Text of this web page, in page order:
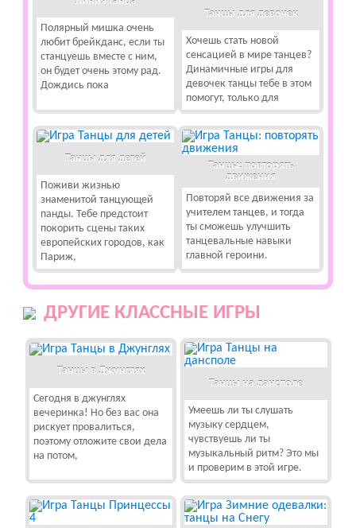
Полярный мишка очень
любит брейкданс, если ты
станцуешь вместе с ним,
он будет очень этому рад.
Дождись пока
Танцы для девочек
Хочешь стать новой
сенсацией в мире танцев?
Динамичные игры для
девочек танцы тебе в этом
помогут, только для
Танцы для детей
Поживи жизнью
знаменитой танцующей
панды. Тебе предстоит
покорить сцены таких
европейских городов, как
Париж,
Танцы: повторять
движения
Повторяй все движения за
учителем танцев, и тогда
ты сможешь улучшить
танцевальные навыки
главной героини.
ДРУГИЕ КЛАССНЫЕ ИГРЫ
Танцы в Джунглях
Сегодня в джунглях
вечеринка! Но без вас она
рискует провалиться,
поэтому отложите свои дела
на потом,
Танцы на дансполе
Умеешь ли ты слушать
музыку сердцем,
чувствуешь ли ты
музыкальный ритм? Это мы
и проверим в этой игре.